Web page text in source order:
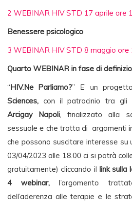
2 WEBINAR HIV STD 17 aprile ore
Benessere psicologico
3 WEBINAR HIV STD 8 maggio ore
Quarto WEBINAR in fase di
“HIV.Ne Parliamo?” E’ un
Sciences, con il patrocinio tra
Arcigay Napoli, finalizzato alla
sessuale e che tratta di argomenti
che possono suscitare interesse su
03/04/2023 alle 18.00 ci si potrà
gratuitamente) cliccando il link sulla
4 webinar, l’argomento
dell’aderenza alle terapie e le